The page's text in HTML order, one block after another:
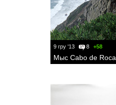
9 гру '13 8 +58
Мыс Cabo de Roca